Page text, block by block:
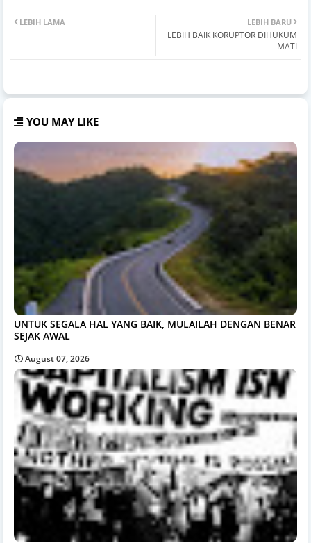
LEBIH BARU
LEBIH BAIK KORUPTOR DIHUKUM
MATI
LEBIH LAMA
YOU MAY LIKE
UNTUK SEGALA HAL YANG BAIK, MULAILAH DENGAN BENAR
SEJAK AWAL
August 07, 2026